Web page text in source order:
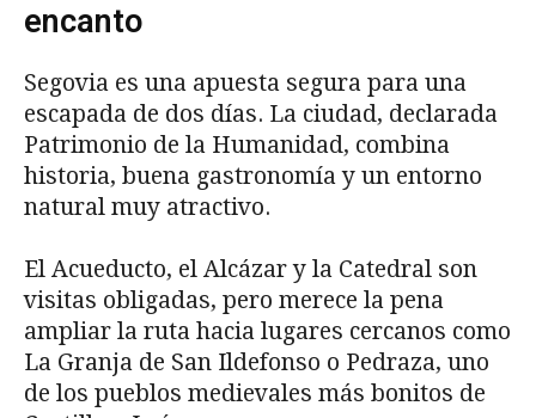
encanto
Segovia es una apuesta segura para una
escapada de dos días. La ciudad, declarada
Patrimonio de la Humanidad, combina
historia, buena gastronomía y un entorno
natural muy atractivo.
El Acueducto, el Alcázar y la Catedral son
visitas obligadas, pero merece la pena
ampliar la ruta hacia lugares cercanos como
La Granja de San Ildefonso o Pedraza, uno
de los pueblos medievales más bonitos de